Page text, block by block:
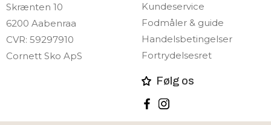
Skrænten 10
6200 Aabenraa
CVR: 59297910
Cornett Sko ApS
Kundeservice
Fodmåler & guide
Handelsbetingelser
Fortrydelsesret
Følg os